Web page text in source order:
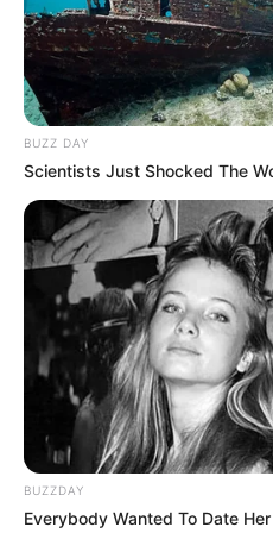
TEMAS RELACIONADOS
TEMPORADA 2020
MANTÉNGASE EN
Tenemos
interesan.
favor, active
ACTIVAR AHORA
TEMAS
BUZZ DAY
Scientists Just Shocked The
BUZZDAY
Everybody Wanted To Date